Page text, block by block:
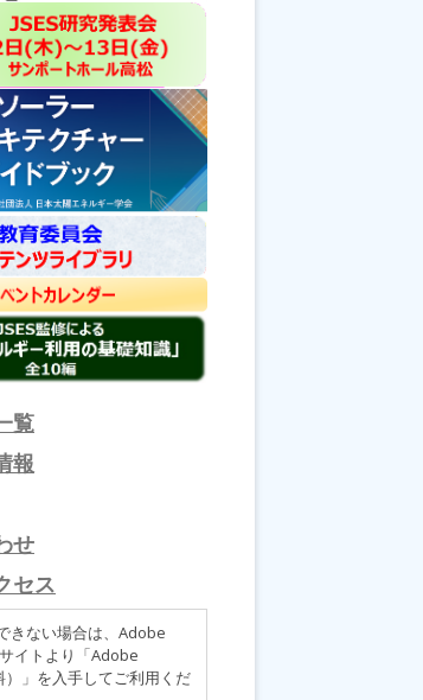
覧
報
せ
セス
きない場合は、Adobe
イトより「Adobe
」を入手してご利用くだ